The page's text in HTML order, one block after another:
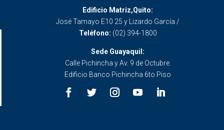
Edificio Matriz,Quito:
José Tamayo E10 25 y Lizardo García /
Teléfono: (02) 394-1800
Sede Guayaquil:
Calle Pichincha y Av. 9 de Octubre.
Edificio Banco Pichincha 6to Piso